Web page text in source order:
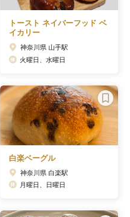
トースト ネイバーフッド ベ
イカリー
神奈川県 山手駅
火曜日、水曜日
白楽ベーグル
神奈川県 白楽駅
月曜日、日曜日